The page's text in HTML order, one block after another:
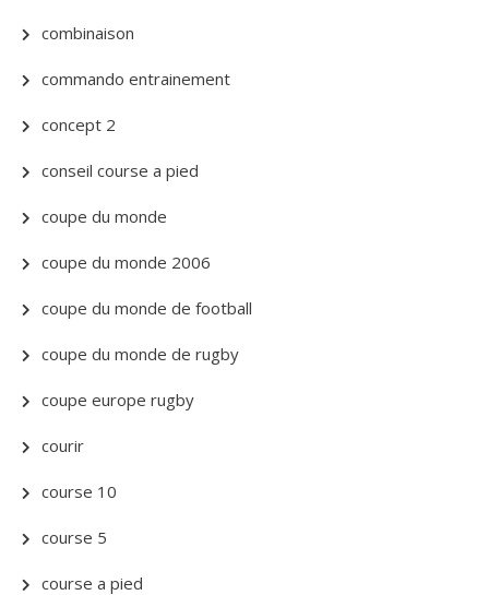
combinaison
commando entrainement
concept 2
conseil course a pied
coupe du monde
coupe du monde 2006
coupe du monde de football
coupe du monde de rugby
coupe europe rugby
courir
course 10
course 5
course a pied